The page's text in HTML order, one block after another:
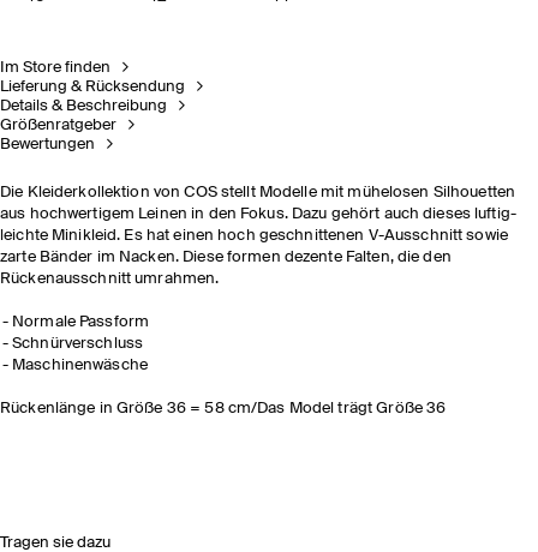
Im Store finden
Lieferung & Rücksendung
Details & Beschreibung
Größenratgeber
Bewertungen
Die Kleiderkollektion von COS stellt Modelle mit mühelosen Silhouetten
aus hochwertigem Leinen in den Fokus. Dazu gehört auch dieses luftig-
leichte Minikleid. Es hat einen hoch geschnittenen V-Ausschnitt sowie
zarte Bänder im Nacken. Diese formen dezente Falten, die den
Rückenausschnitt umrahmen.
Normale Passform
Schnürverschluss
Maschinenwäsche
Rückenlänge in Größe 36 = 58 cm/Das Model trägt Größe 36
Tragen sie dazu